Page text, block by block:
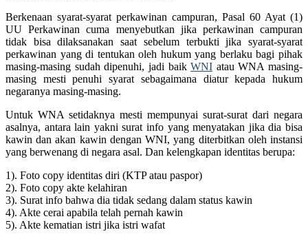
Berkenaan syarat-syarat perkawinan campuran, Pasal 60 Ayat (1)
UU Perkawinan cuma menyebutkan jika perkawinan campuran
tidak bisa dilaksanakan saat sebelum terbukti jika syarat-syarat
perkawinan yang di tentukan oleh hukum yang berlaku bagi pihak
masing-masing sudah dipenuhi, jadi baikWNI atau WNA masing-
masing mesti penuhi syarat sebagaimana diatur kepada hukum
negaranya masing-masing.
Untuk WNA setidaknya mesti mempunyai surat-surat dari negara
asalnya, antara lain yakni surat info yang menyatakan jika dia bisa
kawin dan akan kawin dengan WNI, yang diterbitkan oleh instansi
yang berwenang di negara asal. Dan kelengkapan identitas berupa:
1). Foto copy identitas diri (KTP atau paspor)
2). Foto copy akte kelahiran
3). Surat info bahwa dia tidak sedang dalam status kawin
4). Akte cerai apabila telah pernah kawin
5). Akte kematian istri jika istri wafat